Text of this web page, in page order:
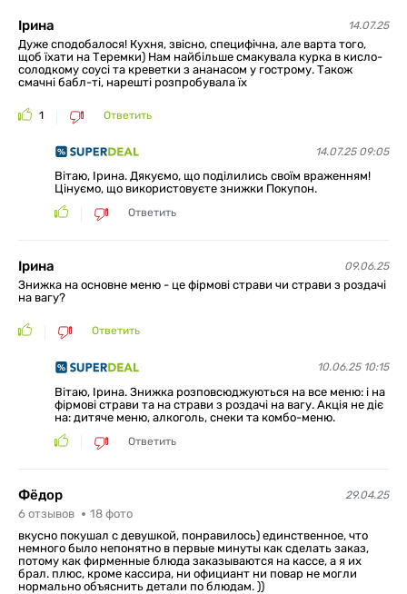
Ірина 14.07.25
Дуже сподобалося! Кухня, звісно, специфічна, але варта того,
щоб їхати на Теремки) Нам найбільше смакувала курка в кисло-
солодкому соусі та креветки з ананасом у гострому. Також
смачні бабл-ті, нарешті розпробувала їх
1 Ответить
14.07.25 09:05
Вітаю, Ірина. Дякуємо, що поділились своїм враженням!
Цінуємо, що використовуєте знижки Покупон.
Ответить
Ірина 09.06.25
Знижка на основне меню - це фірмові страви чи страви з роздачі
на вагу?
Ответить
10.06.25 10:15
Вітаю, Ірина. Знижка розповсюджуються на все меню: і на
фірмові страви та на страви з роздачі на вагу. Акція не діє
на: дитяче меню, алкоголь, снеки та комбо-меню.
Ответить
Фёдор 29.04.25
6 отзывов 18 фото
вкусно покушал с девушкой, понравилось) единственное, что
немного было непонятно в первые минуты как сделать заказ,
потому как фирменные блюда заказываются на кассе, а я их
брал. плюс, кроме кассира, ни официант ни повар не могли
нормально объяснить детали по блюдам. ))